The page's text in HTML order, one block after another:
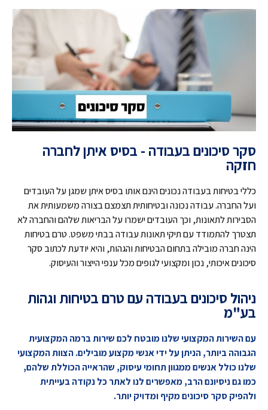
סקר סיכונים בעבודה - בסיס איתן לחברה
חזקה
כללי בטיחות בעבודה נכונים הינם אותו בסיס איתן שמגן על העובדים
ועל החברה. עבודה נכונה ובטיחותית תצמצם בצורה משמעותית את
הסבירות לתאונות, וכך העובדים ישמרו על הבריאות שלהם והחברה לא
תצטרך להתמודד עם תיקי תאונות עבודה בבתי משפט. טרם בטיחות
הינה חברה מובילה בתחום הבטיחות והגהות, והיא יודעת לכתוב סקר
סיכונים איכותי, נכון ומקצועי לגופים מכל ענפי הייצור והעיסוק.
ניהול סיכונים בעבודה עם טרם בטיחות וגהות
בע"מ
עם השירות המקצועי שלנו מובטח לכם שירות ברמה המקצועית
הגבוהה ביותר, הניתן על ידי אנשי מקצוע מובילים. הצוות המקצועי
שלנו כולל אנשים ממגוון תחומי עיסוק, שהראייה הכוללת שלהם,
כמו גם ניסיונם הרב, מאפשרים לנו לאתר כל נקודה בעייתית
ולהפיק סקר סיכונים מקיף ומדויק יותר.